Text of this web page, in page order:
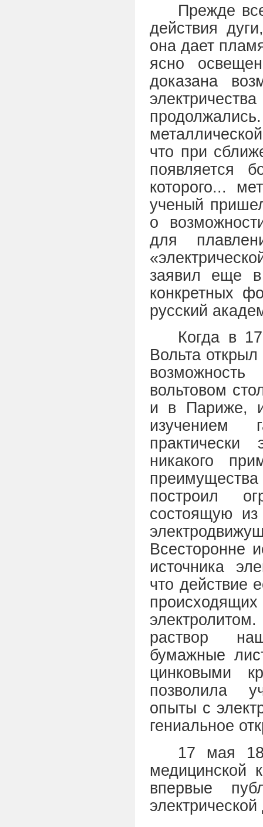
Прежде
действия
она дает
ясно
доказана
что при
появляется
которого...
ученый
о
для
заявил еще
конкретных
русский
Когда в
Вольта
вольтовом
и в Париже, и
изучением
никакого
преимущества
построил
состоящую
Всесторонне
источника
что действие
раствор
бумажные
цинковыми
позволила
опыты с
гениальное
17 мая
медицинской
впервые
электрической